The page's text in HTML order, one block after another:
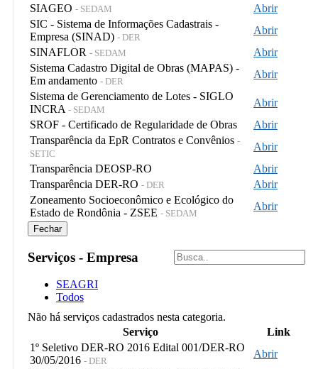
SIAGEO - SEDAM
Abrir
SIC - Sistema de Informações Cadastrais -
Empresa (SINAD) - DER
Abrir
SINAFLOR - SEDAM
Abrir
Sistema Cadastro Digital de Obras (MAPAS) -
Em andamento - DER
Abrir
Sistema de Gerenciamento de Lotes - SIGLO
INCRA - SEDAM
Abrir
SROF - Certificado de Regularidade de Obras
Abrir
Transparência da EpR Contratos e Convênios -
SETIC
Abrir
Transparência DEOSP-RO
Abrir
Transparência DER-RO - DER
Abrir
Zoneamento Socioeconômico e Ecológico do
Estado de Rondônia - ZSEE - SEDAM
Abrir
Fechar
Serviços - Empresa
SEAGRI
Todos
Não há serviços cadastrados nesta categoria.
Serviço
Link
1º Seletivo DER-RO 2016 Edital 001/DER-RO
30/05/2016 - DER
Abrir